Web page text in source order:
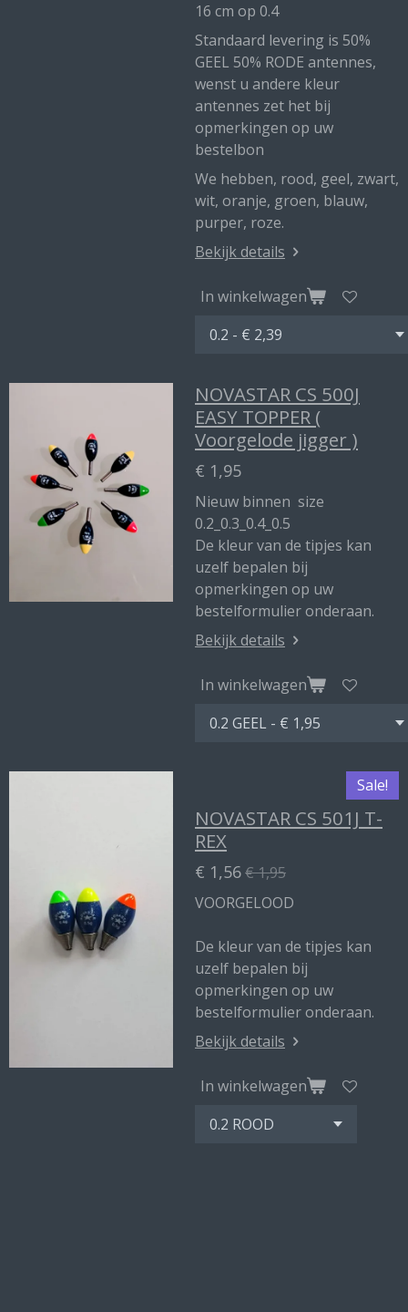
16 cm op 0.4
Standaard levering is 50%
GEEL 50% RODE antennes,
wenst u andere kleur
antennes zet het bij
opmerkingen op uw
bestelbon
We hebben, rood, geel, zwart,
wit, oranje, groen, blauw,
purper, roze.
Bekijk details
In winkelwagen
NOVASTAR CS 500J
EASY TOPPER (
Voorgelode jigger )
€ 1,95
Nieuw binnen size
0.2_0.3_0.4_0.5
De kleur van de tipjes kan
uzelf bepalen bij
opmerkingen op uw
bestelformulier onderaan.
Bekijk details
In winkelwagen
Sale!
NOVASTAR CS 501J T-
REX
€ 1,56€ 1,95
VOORGELOOD
De kleur van de tipjes kan
uzelf bepalen bij
opmerkingen op uw
bestelformulier onderaan.
Bekijk details
In winkelwagen